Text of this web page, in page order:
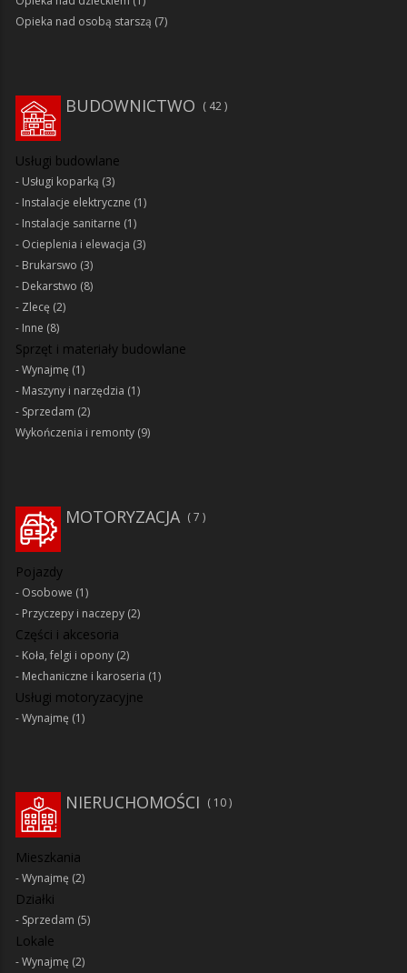
Opieka nad osobą starszą (7)
BUDOWNICTWO 42
Usługi budowlane
Usługi koparką (3)
Instalacje elektryczne (1)
Instalacje sanitarne (1)
Ocieplenia i elewacja (3)
Brukarswo (3)
Dekarstwo (8)
Zlecę (2)
Inne (8)
Sprzęt i materiały budowlane
Wynajmę (1)
Maszyny i narzędzia (1)
Sprzedam (2)
Wykończenia i remonty (9)
MOTORYZACJA 7
Pojazdy
Osobowe (1)
Przyczepy i naczepy (2)
Części i akcesoria
Koła, felgi i opony (2)
Mechaniczne i karoseria (1)
Usługi motoryzacyjne
Wynajmę (1)
NIERUCHOMOŚCI 10
Mieszkania
Wynajmę (2)
Działki
Sprzedam (5)
Lokale
Wynajmę (2)